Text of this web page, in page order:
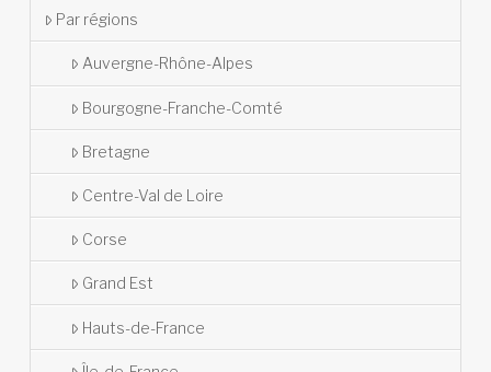
Par régions
Auvergne-Rhône-Alpes
Bourgogne-Franche-Comté
Bretagne
Centre-Val de Loire
Corse
Grand Est
Hauts-de-France